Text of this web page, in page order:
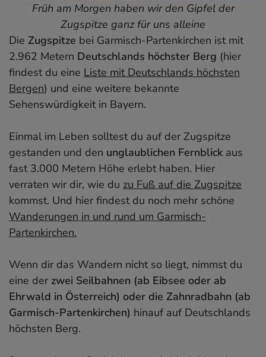
Früh am Morgen haben wir den Gipfel der
Zugspitze ganz für uns alleine
Die Zugspitze bei Garmisch-Partenkirchen ist mit
2.962 Metern Deutschlands höchster Berg (hier
findest du eine Liste mit Deutschlands höchsten
Bergen) und eine weitere bekannte
Sehenswürdigkeit in Bayern.
Einmal im Leben solltest du auf der Zugspitze
gestanden und den unglaublichen Fernblick aus
fast 3.000 Metern Höhe erlebt haben. Hier
verraten wir dir, wie du zu Fuß auf die Zugspitze
kommst. Und hier findest du noch mehr schöne
Wanderungen in und rund um Garmisch-
Partenkirchen.
Wenn dir das Wandern nicht so liegt, nimmst du
eine der zwei Seilbahnen (ab Eibsee oder ab
Ehrwald in Österreich) oder die Zahnradbahn (ab
Garmisch-Partenkirchen) hinauf auf Deutschlands
höchsten Berg.